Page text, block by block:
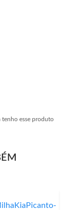
tenho esse produto